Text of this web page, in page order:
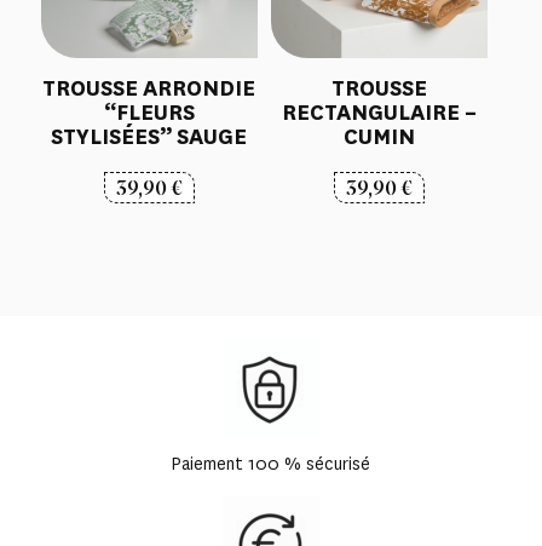
TROUSSE ARRONDIE
“FLEURS
STYLISÉES” SAUGE
39,90€
TROUSSE
RECTANGULAIRE –
CUMIN
39,90€
Paiement 100 % sécurisé